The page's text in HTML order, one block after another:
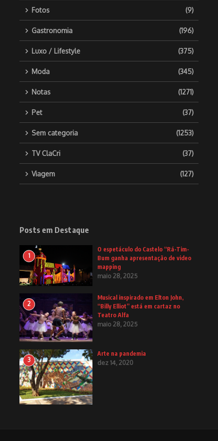
Fotos (9)
Gastronomia (196)
Luxo / Lifestyle (375)
Moda (345)
Notas (1271)
Pet (37)
Sem categoria (1253)
TV ClaCri (37)
Viagem (127)
Posts em Destaque
1
O espetáculo do Castelo “Rá-Tim-
Bum ganha apresentação de video
mapping
maio 28, 2025
2
Musical inspirado em Elton John,
“Billy Elliot” está em cartaz no
Teatro Alfa
maio 28, 2025
3
Arte na pandemia
dez 14, 2020